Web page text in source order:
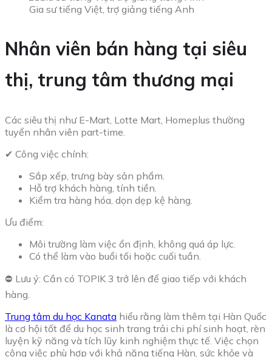
Gia sư tiếng Việt, trợ giảng tiếng Anh
Nhân viên bán hàng tại siêu
thị, trung tâm thương mại
Các siêu thị như E-Mart, Lotte Mart, Homeplus thường
tuyển nhân viên part-time.
✔ Công việc chính:
Sắp xếp, trưng bày sản phẩm.
Hỗ trợ khách hàng, tính tiền.
Kiểm tra hàng hóa, dọn dẹp kệ hàng.
Ưu điểm:
Môi trường làm việc ổn định, không quá áp lực.
Có thể làm vào buổi tối hoặc cuối tuần.
⛔ Lưu ý: Cần có TOPIK 3 trở lên để giao tiếp với khách
hàng.
Trung tâm du học Kanata hiểu rằng làm thêm tại Hàn Quốc
là cơ hội tốt để du học sinh trang trải chi phí sinh hoạt, rèn
luyện kỹ năng và tích lũy kinh nghiệm thực tế. Việc chọn
công việc phù hợp với khả năng tiếng Hàn, sức khỏe và